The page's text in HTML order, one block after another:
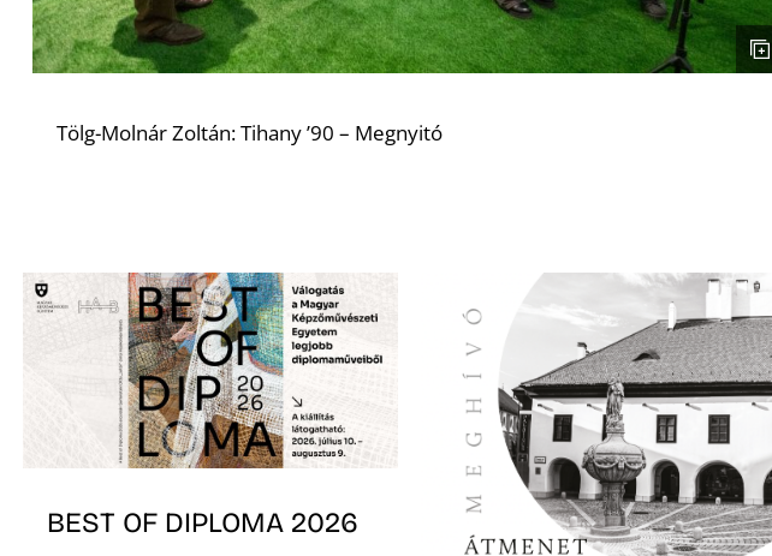
Tölg-Molnár Zoltán: Tihany ’90 – Megnyitó
BEST OF DIPLOMA 2026